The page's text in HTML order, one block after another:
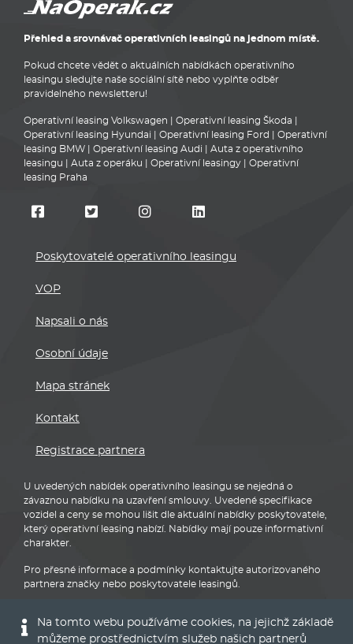
Přehled a srovnávač operativních leasingů na jednom místě.
Pokud chcete vědět o aktuálních nabídkách operativního
leasingu sledujte naše sociální sítě nebo vyplňte odběr
pravidelného newsletteru!
Operativní leasing Volkswagen Operativní leasing Škoda
Operativní leasing Hyundai
Operativní leasing Ford
Operativní
leasing BMW
Operativní leasing Audi
Auta z operativního
leasingu
Auta z operáku Operativní leasingy
Operativní
leasing Praha
Poskytovatelé operativního leasingu
VOP
Napsali o nás
Osobní údaje
Mapa stránek
Kontakt
Registrace partnera
U uvedených nabídek operativního leasingu se nejedná o
závaznou nabídku na uzavření smlouvy. Uvedené specifikace
vozidel a ceny se mohou lišit dle aktuální nabídky poskytovatele,
který operativní leasing nabízí. Nabídky mají pouze informativní
charakter.
Pro přesné informace a podmínky kontaktujte autorizovaného
partnera značky nebo poskytovatele leasingů.
Na tomto webu používáme cookies, na jejichž základě
můžeme prostřednictvím služeb našich partnerů